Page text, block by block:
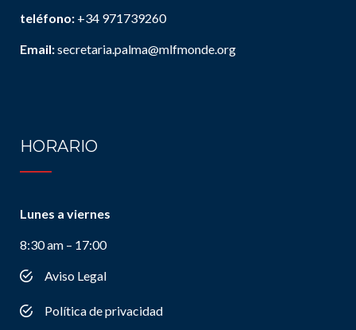
teléfono: +34 971739260
Email:secretaria.palma@mlfmonde.org
HORARIO
Lunes a viernes
8:30 am – 17:00
Aviso Legal
Política de privacidad